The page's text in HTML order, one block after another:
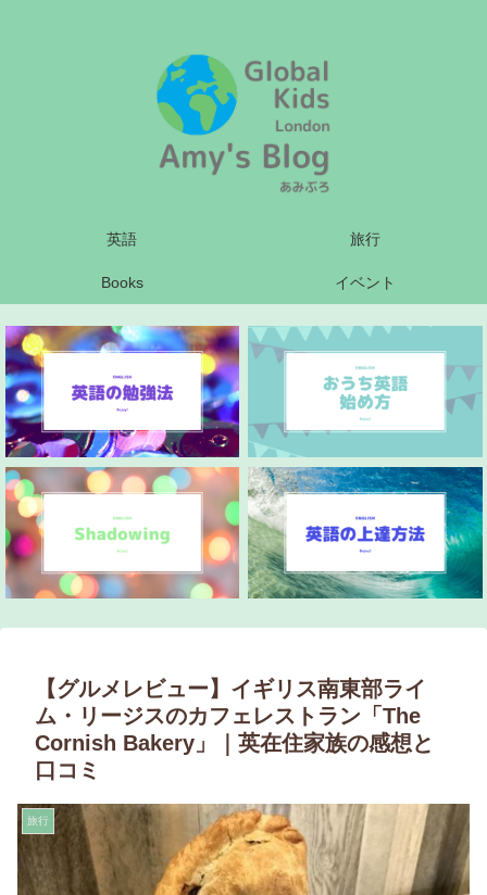
英語 旅行
Books イベント
【グルメレビュー】イギリス南東部ライ
ム・リージスのカフェレストラン「The
Cornish Bakery」｜英在住家族の感想と
口コミ
旅行